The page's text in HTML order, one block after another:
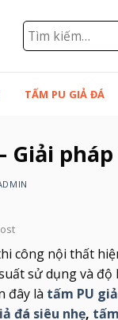
Tìm
kiếm:
TẤM PU GIẢ ĐÁ
Giải
công nội thất
sử dụng và
đây là tấm PU
đá siêu nhẹ,